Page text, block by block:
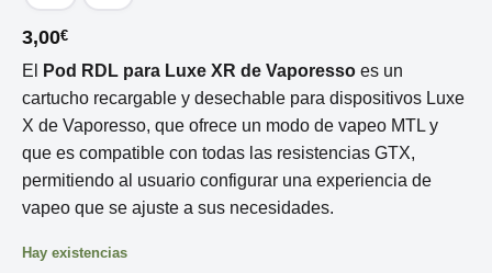
3,00€
El Pod RDL para Luxe XR de Vaporesso es un
cartucho recargable y desechable para dispositivos Luxe
X de Vaporesso, que ofrece un modo de vapeo MTL y
que es compatible con todas las resistencias GTX,
permitiendo al usuario configurar una experiencia de
vapeo que se ajuste a sus necesidades.
Hay existencias